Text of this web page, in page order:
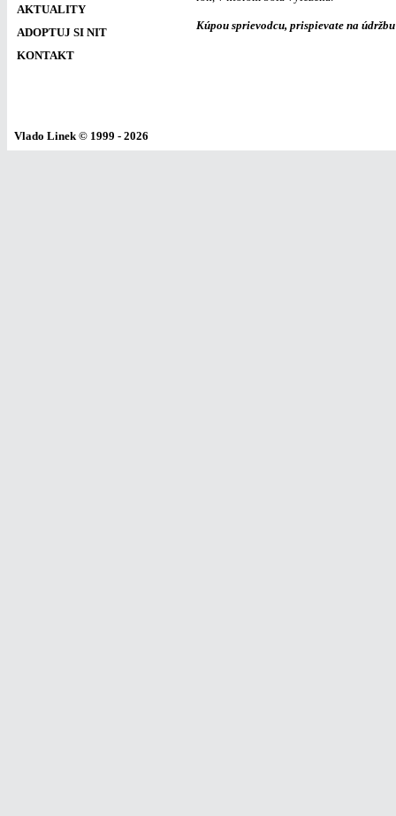
AKTUALITY
ADOPTUJ SI NIT
KONTAKT
Kúpou sprievodcu, prispievate na
Vlado Linek© 1999 - 2026